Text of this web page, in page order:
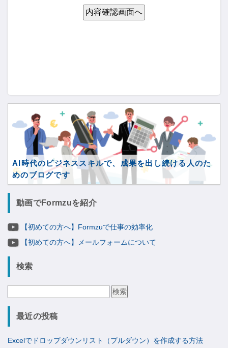
AI時代のビジネススキルで、成果を出し続ける人のた
めのブログです
動画でFormzuを紹介
【初めての方へ】Formzuで仕事の効率化
【初めての方へ】メールフォームについて
検索
最近の投稿
Excelでドロップダウンリスト（プルダウン）を作成する方法